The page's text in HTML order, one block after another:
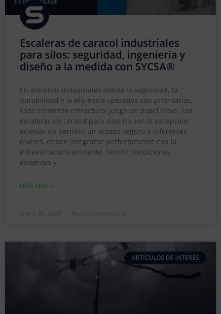
Escaleras de caracol industriales
para silos: seguridad, ingeniería y
diseño a la medida con SYCSA®
En entornos industriales donde la seguridad, la
durabilidad y la eficiencia operativa son prioritarias,
cada elemento estructural juega un papel clave. Las
escaleras de caracol para silos no son la excepción:
además de permitir un acceso seguro a diferentes
niveles, deben integrarse perfectamente con la
infraestructura existente, resistir condiciones
exigentes y
LEER MÁS »
enero 30, 2026 No hay comentarios
ARTÍCULOS DE INTERÉS